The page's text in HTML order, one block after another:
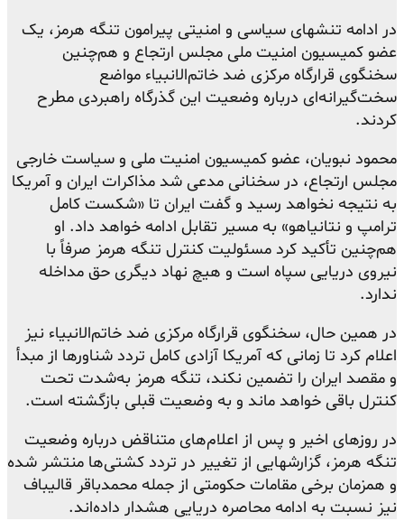
در ادامه تنشهای سیاسی و امنیتی پیرامون تنگه هرمز، یک
عضو کمیسیون امنیت ملی مجلس ارتجاع و هم‌چنین
سخنگوی قرارگاه مرکزی ضد خاتم‌الانبیاء مواضع
سخت‌گیرانه‌ای درباره وضعیت این گذرگاه راهبردی مطرح
کردند.
محمود نبویان، عضو کمیسیون امنیت ملی و سیاست خارجی
مجلس ارتجاع، در سخنانی مدعی شد مذاکرات ایران و آمریکا
به نتیجه نخواهد رسید و گفت ایران تا «شکست کامل
ترامپ و نتانیاهو» به مسیر تقابل ادامه خواهد داد. او
هم‌چنین تأکید کرد مسئولیت کنترل تنگه هرمز صرفاً با
نیروی دریایی سپاه است و هیچ نهاد دیگری حق مداخله
ندارد.
در همین حال، سخنگوی قرارگاه مرکزی ضد خاتم‌الانبیاء نیز
اعلام کرد تا زمانی که آمریکا آزادی کامل تردد شناورها از مبدأ
و مقصد ایران را تضمین نکند، تنگه هرمز به‌شدت تحت
کنترل باقی خواهد ماند و به وضعیت قبلی بازگشته است.
در روزهای اخیر و پس از اعلام‌های متناقض درباره وضعیت
تنگه هرمز، گزارشهایی از تغییر در تردد کشتی‌ها منتشر شده
و همزمان برخی مقامات حکومتی از جمله محمدباقر قالیباف
نیز نسبت به ادامه محاصره دریایی هشدار داده‌اند.